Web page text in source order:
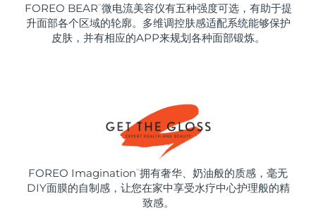
FOREO BEAR ™ 微电流美容仪有五种强度可选，有助于提
升面部各个区域的轮廓。多维调控肤感适配系统能够保护
皮肤，并有相应的APP来规划各种面部锻炼。
FOREO Imagination ™ 拥有奢华、奶油般的质感，毫无
DIY面膜的自制感，让您在家中享受水疗中心护理般的精
致感。